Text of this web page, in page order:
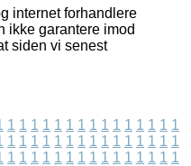
internet forhandlere
ikke garantere imod
siden vi senest
1 1 1 1 1 1 1 1 1 1 1 1 1 1 1
1 1 1 1 1 1 1 1 1 1 1 1 1 1 1
1 1 1 1 1 1 1 1 1 1 1 1 1 1 1